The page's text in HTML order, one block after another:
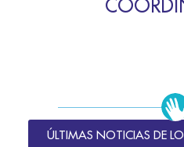
ÚLTIMAS NOTICIAS DE